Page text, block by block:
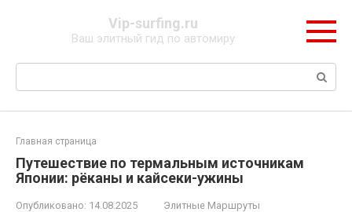
Vip-surfing.ru
Ваш элитный гид по автомиру
Поиск:
Главная страница
Путешествие по термальным источникам
Японии: рёканы и кайсеки-ужины
Опубликовано: 14.08.2025 Элитные Маршруты